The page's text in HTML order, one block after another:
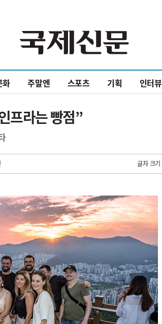
화 주말엔 스포츠 기획 인터뷰
프라는 빵점”
글자 크기